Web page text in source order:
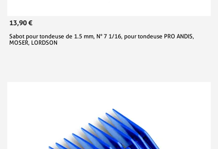
13,90 €
Sabot pour tondeuse de 1.5 mm, N° 7 1/16, pour tondeuse PRO ANDIS,
MOSER, LORDSON